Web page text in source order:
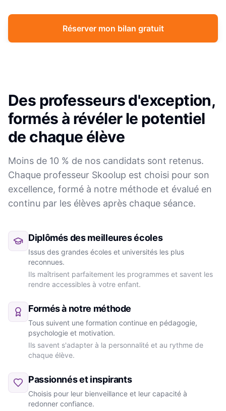
Réserver mon bilan gratuit
Des professeurs d'exception,
formés à révéler le potentiel
de chaque élève
Moins de 10 % de nos candidats sont retenus.
Chaque professeur Skoolup est choisi pour son
excellence, formé à notre méthode et évalué en
continu par les élèves après chaque séance.
Diplômés des meilleures écoles
Issus des grandes écoles et universités les plus
reconnues.
Ils maîtrisent parfaitement les programmes et savent les
rendre accessibles à votre enfant.
Formés à notre méthode
Tous suivent une formation continue en pédagogie,
psychologie et motivation.
Ils savent s'adapter à la personnalité et au rythme de
chaque élève.
Passionnés et inspirants
Choisis pour leur bienveillance et leur capacité à
redonner confiance.